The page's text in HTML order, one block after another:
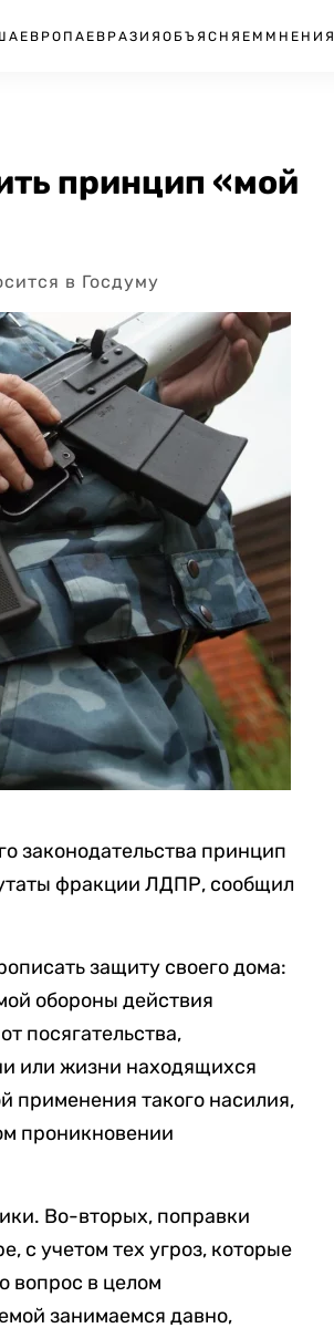
ЕВРОПА ЕВРАЗИЯ ОБЪЯСНЯЕМ МНЕНИЯ
принцип «мой
в Госдуму
законодательства принцип
фракции ЛДПР, сообщил
защиту своего дома:
обороны действия
посягательства,
или жизни находящихся
применения такого насилия,
проникновении
Во-вторых, поправки
с учетом тех угроз, которые
вопрос в целом
занимаемся давно,